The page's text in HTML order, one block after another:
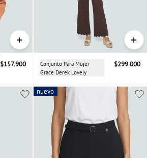
+
$157.900
+
Conjunto Para Mujer
Grace Derek Lovely
$299.000
nuevo
nuevo